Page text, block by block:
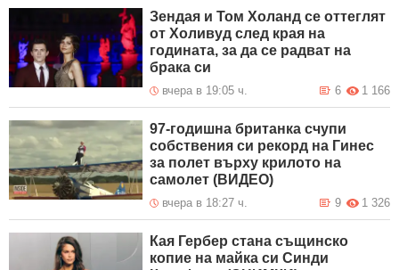
Зендая и Том Холанд се оттеглят
от Холивуд след края на
годината, за да се радват на
брака си
вчера в 19:05 ч. 1 166
6
97-годишна британка счупи
собствения си рекорд на Гинес
за полет върху крилото на
самолет (ВИДЕО)
вчера в 18:27 ч. 1 326
9
Кая Гербер стана същинско
копие на майка си Синди